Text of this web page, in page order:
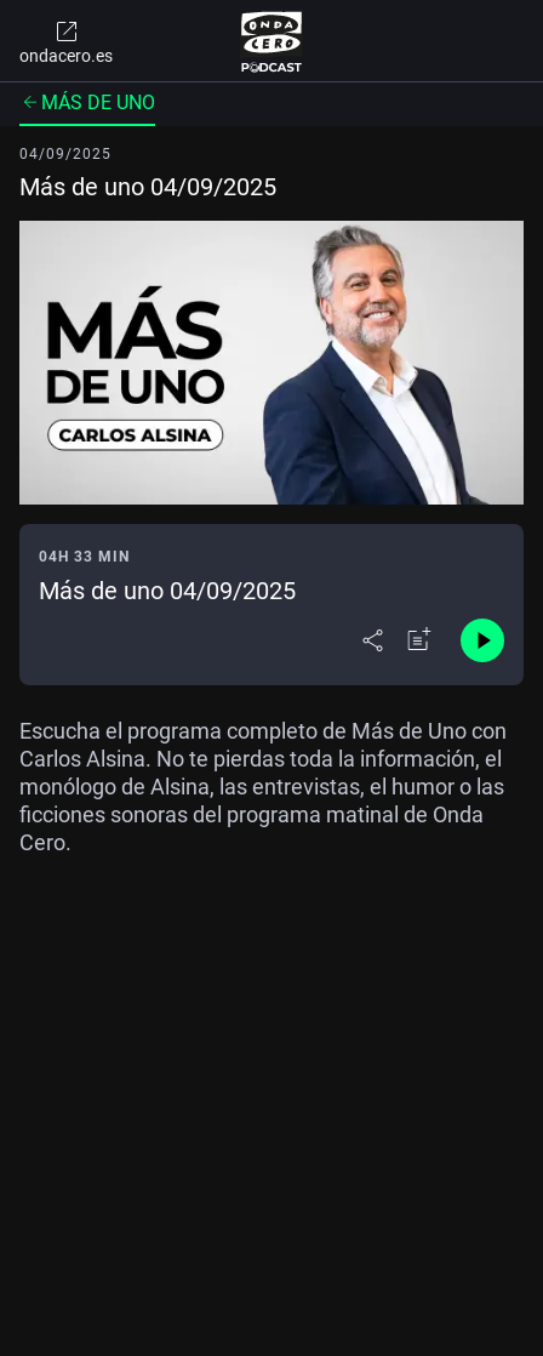
ondacero.es
MÁS DE UNO
04/09/2025
Más de uno 04/09/2025
04H 33 MIN
Más de uno 04/09/2025
Escucha el programa completo de Más de Uno con
Carlos Alsina. No te pierdas toda la información, el
monólogo de Alsina, las entrevistas, el humor o las
ficciones sonoras del programa matinal de Onda
Cero.